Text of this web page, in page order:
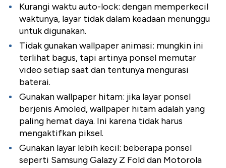
Kurangi waktu auto-lock: dengan memperkecil
waktunya, layar tidak dalam keadaan menunggu
untuk digunakan.
Tidak gunakan wallpaper animasi: mungkin ini
terlihat bagus, tapi artinya ponsel memutar
video setiap saat dan tentunya mengurasi
baterai.
Gunakan wallpaper hitam: jika layar ponsel
berjenis Amoled, wallpaper hitam adalah yang
paling hemat daya. Ini karena tidak harus
mengaktifkan piksel.
Gunakan layar lebih kecil: beberapa ponsel
seperti Samsung Galazy Z Fold dan Motorola